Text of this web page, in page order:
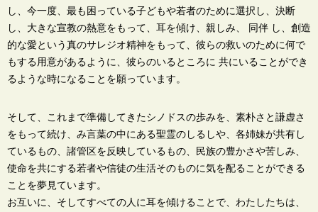
し、今一度、最も困っている子どもや若者のために選択し、決断
し、大きな宣教の熱意をもって、耳を傾け、親しみ、 同伴 し、創造
的な愛という真のサレジオ精神をもって、彼らの救いのために何で
もする用意があるように、彼らのいるところに 共にいることができ
るような時になることを願っています。
そして、これまで準備してきたシノドスの歩みを、素朴さと謙虚さ
をもって続け、み言葉の中にある聖霊のしるしや、各姉妹が共有し
ているもの、諸管区を反映しているもの、民族の豊かさや苦しみ、
使命を共にする若者や信徒の生活そのものに気を配ることができる
ことを夢見ています。
お互いに、そしてすべての人に耳を傾けることで、わたしたちは、